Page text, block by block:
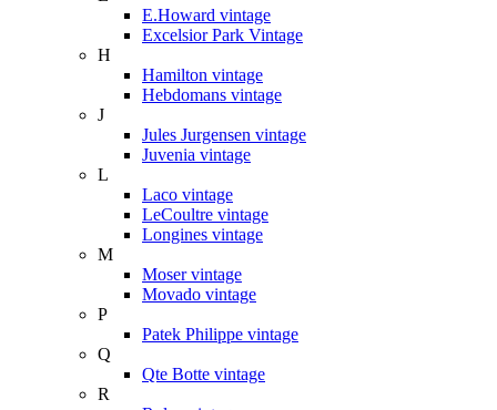
E.Howard vintage
Excelsior Park Vintage
H
Hamilton vintage
Hebdomans vintage
J
Jules Jurgensen vintage
Juvenia vintage
L
Laco vintage
LeCoultre vintage
Longines vintage
M
Moser vintage
Movado vintage
P
Patek Philippe vintage
Q
Qte Botte vintage
R